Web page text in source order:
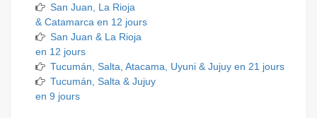
San Juan, La Rioja
& Catamarca en 12 jours
San Juan & La Rioja
en 12 jours
Tucumán, Salta, Atacama, Uyuni & Jujuy en 21 jours
Tucumán, Salta & Jujuy
en 9 jours